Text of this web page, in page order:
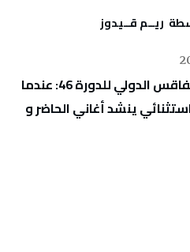
ريــم قــيدوز
أمين بودشار في مهرجان صفاقس الدولي للدورة 46: عندما
ينشد أغاني الحاضر و